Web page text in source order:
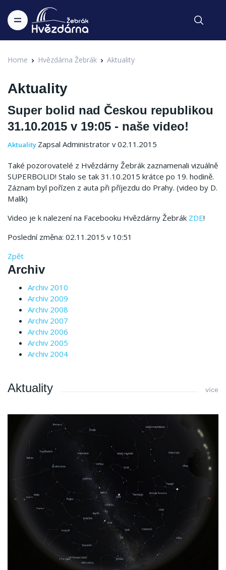
Home Hvězdárna Žebrák Aktuality
Aktuality
Super bolid nad Českou republikou
31.10.2015 v 19:05 - naše video!
Aktuality Zapsal Administrator v 02.11.2015
Také pozorovatelé z Hvězdárny Žebrák zaznamenali vizuálně
SUPERBOLID! Stalo se tak 31.10.2015 krátce po 19. hodině.
Záznam byl pořízen z auta při příjezdu do Prahy. (video by D.
Malík)
Video je k nalezení na Facebooku Hvězdárny Žebrák ZDE!
Poslední změna: 02.11.2015 v 10:51
Zpět
Archiv
Archiv 2010
Archiv 2009
Archiv 2008
Archiv 2007
Archiv 2006
Archiv 2005
Archiv 2004
Aktuality více